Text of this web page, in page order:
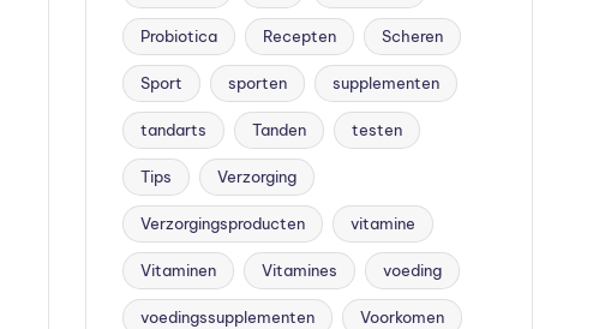
Probiotica Recepten Scheren
Sport sporten supplementen
tandarts Tanden testen
Tips Verzorging
Verzorgingsproducten vitamine
Vitaminen Vitamines voeding
voedingssupplementen Voorkomen